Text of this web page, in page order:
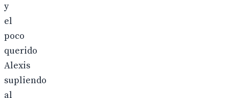
y
el
poco
querido
Alexis
supliendo
al